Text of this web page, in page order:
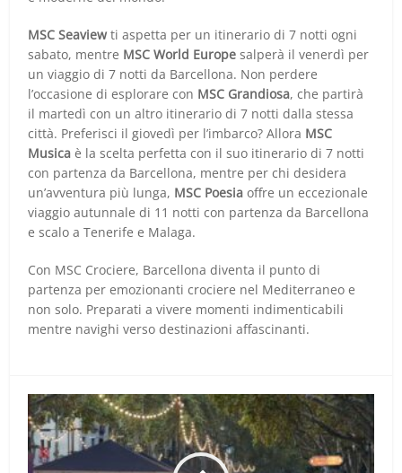
MSC Seaview ti aspetta per un itinerario di 7 notti ogni
sabato, mentre MSC World Europe salperà il venerdì per
un viaggio di 7 notti da Barcellona. Non perdere
l’occasione di esplorare con MSC Grandiosa, che partirà
il martedì con un altro itinerario di 7 notti dalla stessa
città. Preferisci il giovedì per l’imbarco? Allora MSC
Musica è la scelta perfetta con il suo itinerario di 7 notti
con partenza da Barcellona, mentre per chi desidera
un’avventura più lunga, MSC Poesia offre un eccezionale
viaggio autunnale di 11 notti con partenza da Barcellona
e scalo a Tenerife e Malaga.
Con MSC Crociere, Barcellona diventa il punto di
partenza per emozionanti crociere nel Mediterraneo e
non solo. Preparati a vivere momenti indimenticabili
mentre navighi verso destinazioni affascinanti.